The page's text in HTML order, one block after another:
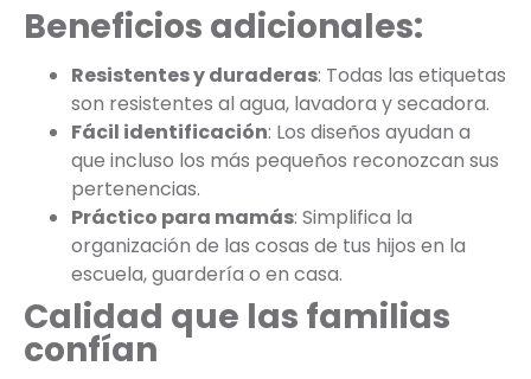
Beneficios adicionales:
Resistentes y duraderas: Todas las etiquetas
son resistentes al agua, lavadora y secadora.
Fácil identificación: Los diseños ayudan a
que incluso los más pequeños reconozcan sus
pertenencias.
Práctico para mamás: Simplifica la
organización de las cosas de tus hijos en la
escuela, guardería o en casa.
Calidad que las familias
confían